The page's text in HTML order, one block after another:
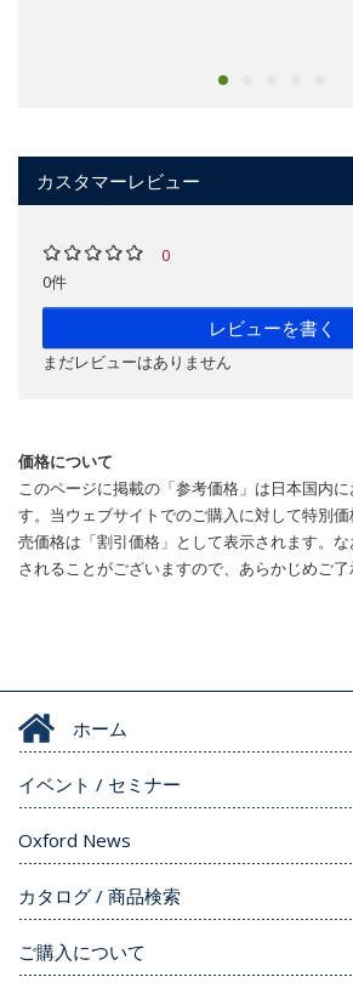
カスタマーレビュー
0
0件
レビューを書く
まだレビューはありません
価格について
このページに掲載の「参考価格」は日本国内
す。当ウェブサイトでのご購入に対して特別
売価格は「割引価格」として表示されます。
されることがございますので、あらかじめご了
ホーム
イベント / セミナー
Oxford News
カタログ / 商品検索
ご購入について